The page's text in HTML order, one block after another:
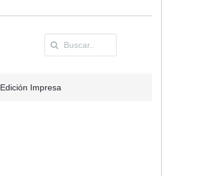
Edición Impresa